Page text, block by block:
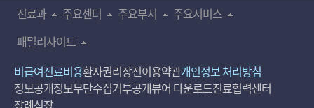
진료과
주요센터 주요부서
주요서비스
패밀리사이트
비급여진료비용환자권리장전이용약관개인정보 처리방침
정보공개정보무단수집거부공개뷰어 다운로드진료협력센터
장례식장